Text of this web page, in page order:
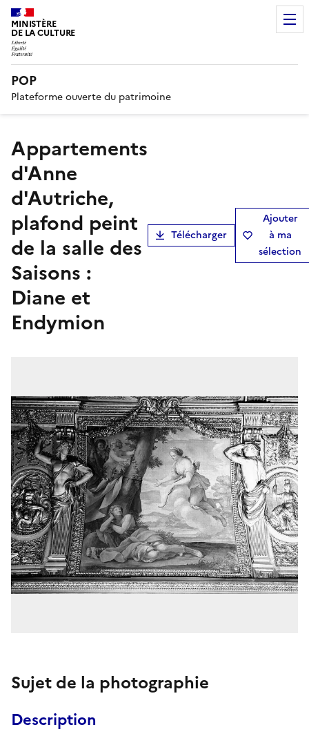
MINISTÈRE
DE LA CULTURE
POP
Plateforme ouverte du patrimoine
Appartements
d'Anne
d'Autriche,
plafond peint
de la salle des
Saisons :
Diane et
Endymion
Télécharger
Ajouter
à ma
sélection
Sujet de la photographie
Description